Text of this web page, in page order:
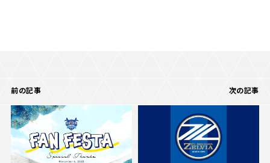
前の記事 次の記事